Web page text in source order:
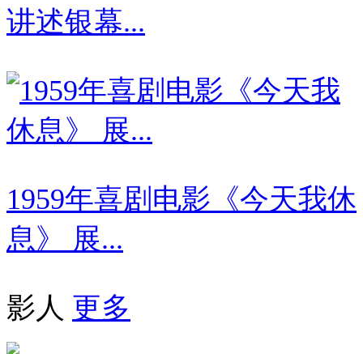
讲述银幕...
1959年喜剧电影《今天我休
息》 展...
影人 更多